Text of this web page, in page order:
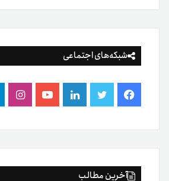
شبکه‌های اجتماعی
فیس
بوک
توییتر لینکدینیوتیوب
آخرین مطالب